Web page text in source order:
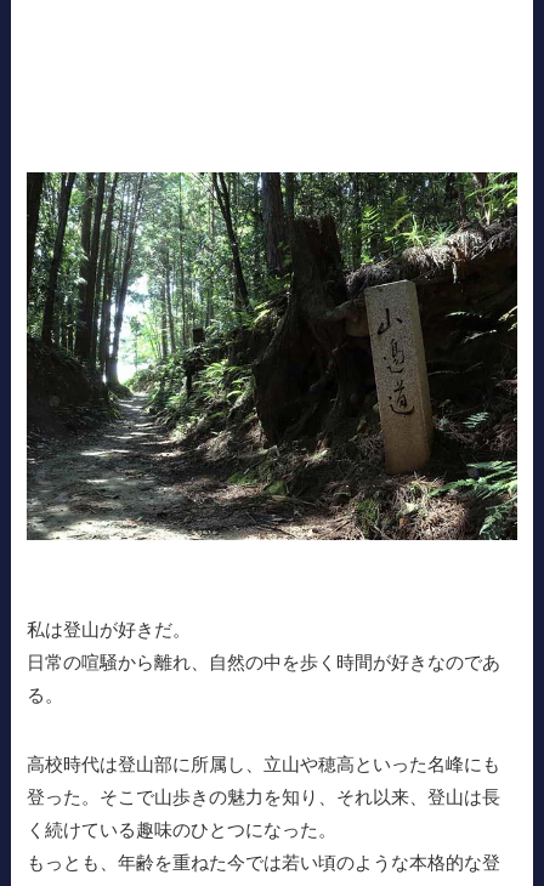
私は登山が好きだ。
日常の喧騒から離れ、自然の中を歩く時間が好きなのであ
る。
高校時代は登山部に所属し、立山や穂高といった名峰にも
登った。そこで山歩きの魅力を知り、それ以来、登山は長
く続けている趣味のひとつになった。
もっとも、年齢を重ねた今では若い頃のような本格的な登